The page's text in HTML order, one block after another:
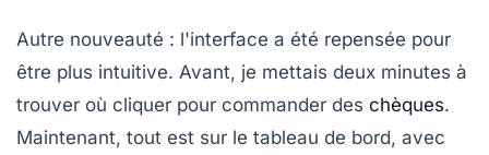
Autre nouveauté : l'interface a été repensée pour
être plus intuitive. Avant, je mettais deux minutes à
trouver où cliquer pour commander des chèques.
Maintenant, tout est sur le tableau de bord, avec